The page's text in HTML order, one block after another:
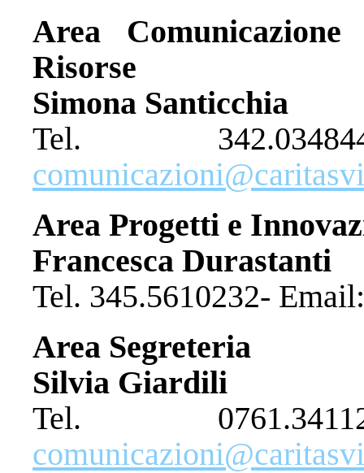
Area
Risorse
Simona Santicchia
Tel.
Area Progetti e
Francesca Durastanti
Tel. 345.5610232-
Area Segreteria
Silvia Giardili
Tel.